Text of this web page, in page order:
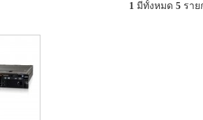
1 มีทั้งหมด 5 รา